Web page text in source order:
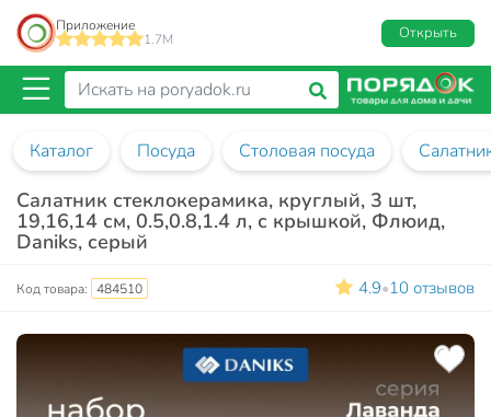
Приложение
1.7M
Открыть
Каталог Посуда Столовая посуда
Салатник стеклокерамика, круглый, 3 шт,
19,16,14 см, 0.5,0.8,1.4 л, с крышкой, Флюид,
Daniks, серый
Код товара: 484510 4.9•10 отзывов